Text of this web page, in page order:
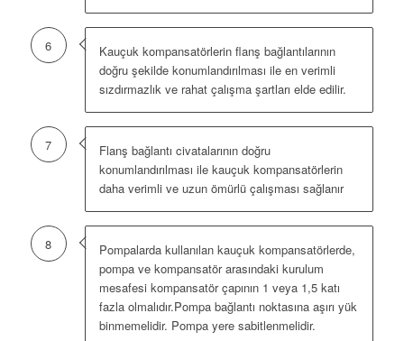
6
Kauçuk kompansatörlerin flanş bağlantılarının
doğru şekilde konumlandırılması ile en verimli
sızdırmazlık ve rahat çalışma şartları elde edilir.
7
Flanş bağlantı civatalarının doğru
konumlandırılması ile kauçuk kompansatörlerin
daha verimli ve uzun ömürlü çalışması sağlanır
8
Pompalarda kullanılan kauçuk kompansatörlerde,
pompa ve kompansatör arasındaki kurulum
mesafesi kompansatör çapının 1 veya 1,5 katı
fazla olmalıdır.Pompa bağlantı noktasına aşırı yük
binmemelidir. Pompa yere sabitlenmelidir.